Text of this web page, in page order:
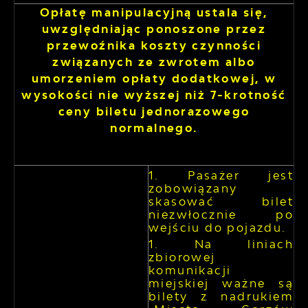
Opłatę manipulacyjną ustala się,
uwzględniając ponoszone przez
przewoźnika koszty czynności
związanych ze zwrotem albo
umorzeniem opłaty dodatkowej, w
wysokości nie wyższej niż 7-krotność
ceny biletu jednorazowego
normalnego.
Pasażer jest
zobowiązany
skasować bilet
niezwłocznie po
wejściu do pojazdu.
Na liniach
zbiorowej
komunikacji
miejskiej ważne są
bilety z nadrukiem